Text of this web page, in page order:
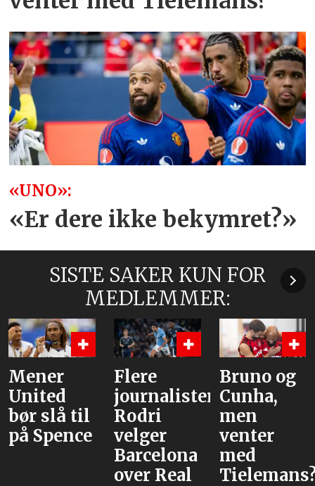
«UNO»:
«Er dere ikke bekymret?»
SISTE SAKER KUN FOR
MEDLEMMER:
Flere
journalister:
Rodri
velger
Bruno og
Cunha,
men
venter
med
Tielemans?
Hva er